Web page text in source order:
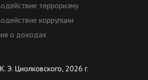
терроризму
коррупции
о доходах
Э. Циолковского, 2026 г.